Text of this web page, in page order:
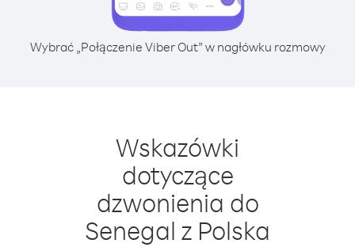
Wybrać „Połączenie Viber Out” w nagłówku rozmowy
Wskazówki
dotyczące
dzwonienia do
Senegal z Polska